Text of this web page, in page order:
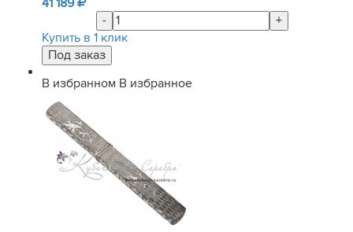
41 189
-
+
Купить в 1 клик
В избранном В избранное